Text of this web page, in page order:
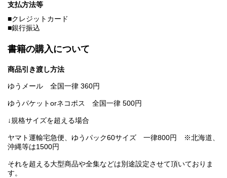
支払方法等
■クレジットカード
■銀行振込
書籍の購入について
商品引き渡し方法
ゆうメール 全国一律 360円
ゆうパケットorネコポス 全国一律 500円
↓規格サイズを超える場合
ヤマト運輸宅急便、ゆうパック60サイズ 一律800円 ※北海道、
沖縄等は1500円
それを超える大型商品や全集などは別途設定させて頂いておりま
す。